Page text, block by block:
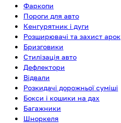
Фаркопи
Пороги для авто
Кенгурятник і дуги
Розширювачі та захист арок
Бризговики
Стилізація авто
Дефлектори
Відвали
Розкидачі дорожньої суміші
Бокси і кошики на дах
Багажники
Шноркеля